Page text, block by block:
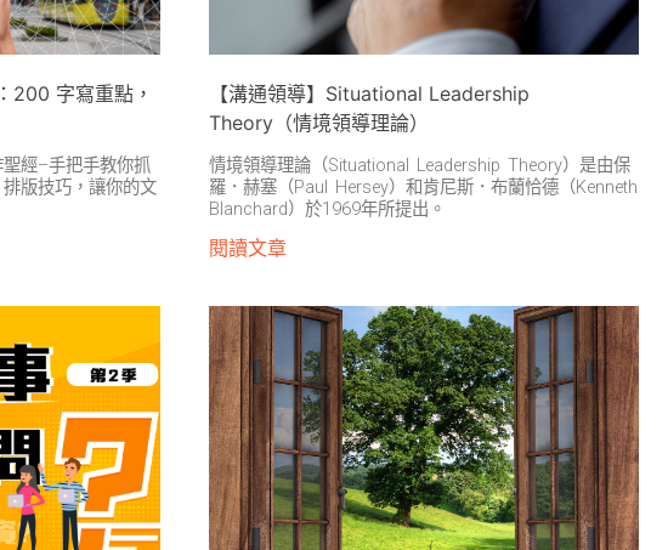
200 字寫重點，
經–手把手教你抓
版技巧，讓你的文
【溝通領導】Situational Leadership
Theory（情境領導理論）
情境領導理論（Situational Leadership Theory）是由保
羅．赫塞（Paul Hersey）和肯尼斯．布蘭恰德（Kenneth
Blanchard）於1969年所提出。
閱讀文章